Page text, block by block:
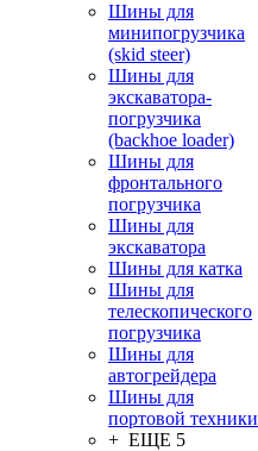
Шины для
минипогрузчика
(skid steer)
Шины для
экскаватора-
погрузчика
(backhoe loader)
Шины для
фронтального
погрузчика
Шины для
экскаватора
Шины для катка
Шины для
телескопического
погрузчика
Шины для
автогрейдера
Шины для
портовой техники
+ ЕЩЕ 5